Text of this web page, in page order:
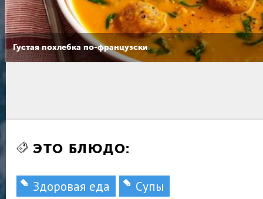
Густая похлебка по-французски
ЭТО БЛЮДО:
Здоровая еда Супы